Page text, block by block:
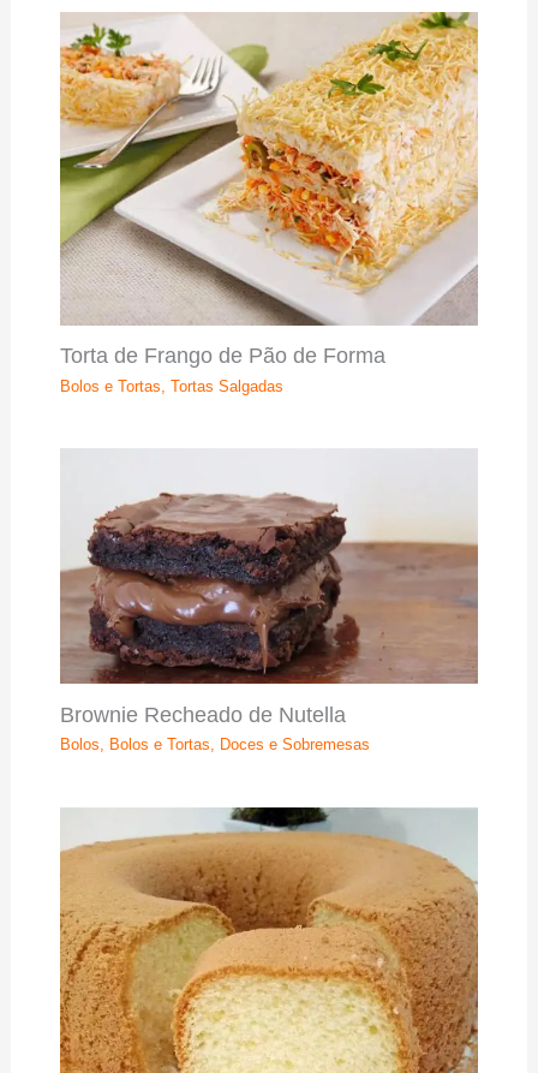
Torta de Frango de Pão de Forma
Bolos e Tortas Tortas Salgadas
Brownie Recheado de Nutella
Bolos, Bolos e Tortas, Doces e Sobremesas